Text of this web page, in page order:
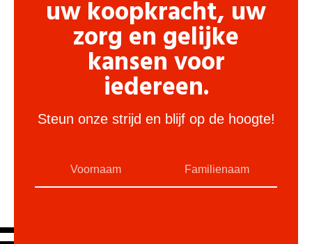
uw koopkracht, uw
zorg en gelijke
kansen voor
iedereen.
Steun onze strijd en blijf op de hoogte!